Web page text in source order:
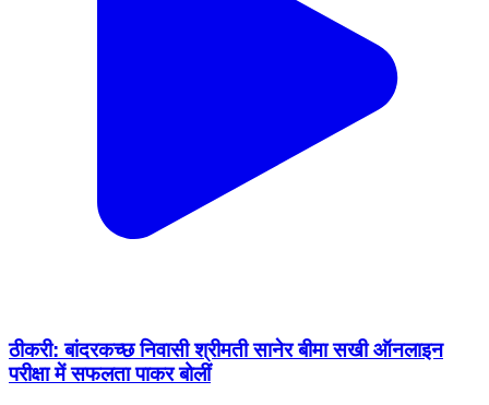
ठीकरी: बांदरकच्छ निवासी श्रीमती सानेर बीमा सखी ऑनलाइन
परीक्षा में सफलता पाकर बोलीं